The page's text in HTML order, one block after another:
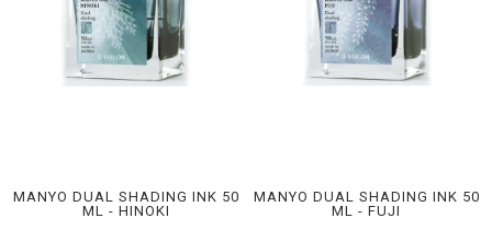
MANYO DUAL SHADING INK 50
ML - HINOKI
MANYO DUAL SHADING INK 50
ML - FUJI